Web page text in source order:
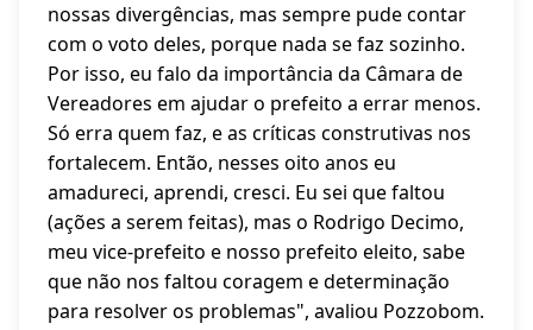
nossas divergências, mas sempre pude contar
com o voto deles, porque nada se faz sozinho.
Por isso, eu falo da importância da Câmara de
Vereadores em ajudar o prefeito a errar menos.
Só erra quem faz, e as críticas construtivas nos
fortalecem. Então, nesses oito anos eu
amadureci, aprendi, cresci. Eu sei que faltou
(ações a serem feitas), mas o Rodrigo Decimo,
meu vice-prefeito e nosso prefeito eleito, sabe
que não nos faltou coragem e determinação
para resolver os problemas", avaliou Pozzobom.